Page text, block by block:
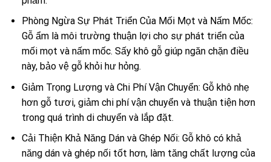
Phòng Ngừa Sự Phát Triển Của Mối Mọt và Nấm Mốc:
Gỗ ẩm là môi trường thuận lợi cho sự phát triển của
mối mọt và nấm mốc. Sấy khô gỗ giúp ngăn chặn điều
này, bảo vệ gỗ khỏi hư hỏng.
Giảm Trọng Lượng và Chi Phí Vận Chuyển: Gỗ khô nhẹ
hơn gỗ tươi, giảm chi phí vận chuyển và thuận tiện hơn
trong quá trình di chuyển và lắp đặt.
Cải Thiện Khả Năng Dán và Ghép Nối: Gỗ khô có khả
năng dán và ghép nối tốt hơn, làm tăng chất lượng của